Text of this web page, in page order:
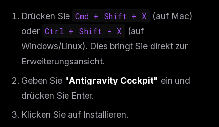
Drücken Sie Cmd + Shift + X
(auf Mac)
oder Ctrl + Shift + X
(auf
Windows/Linux). Dies bringt Sie direkt zur
Erweiterungsansicht.
Geben Sie "Antigravity Cockpit" ein und
drücken Sie Enter.
Klicken Sie auf Installieren.